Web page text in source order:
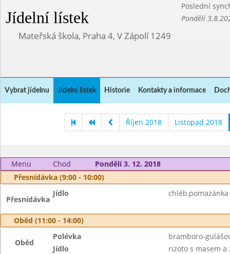
Jídelní lístek
Poslední
Pondělí
Mateřská škola, Praha 4, V Zápolí 1249
Vybrat jídelnu Jídelní lístek Historie Kontakty a informace
Říjen 2018 Listopad 2018
Menu Chod
Pondělí 3. 12. 2018
Přesnídávka (9:00 - 10:00)
Přesnídávka
Jídlo
Oběd (11:00 - 14:00)
Oběd
Polévka
bramboro-
Jídlo
rizoto s masem a